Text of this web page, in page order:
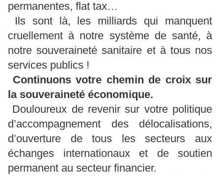
permanentes, flat tax…
Ils sont là, les milliards qui manquent
cruellement à notre système de santé, à
notre souveraineté sanitaire et à tous nos
services publics !
Continuons votre chemin de croix sur
la souveraineté économique.
Douloureux de revenir sur votre politique
d’accompagnement des délocalisations,
d’ouverture de tous les secteurs aux
échanges internationaux et de soutien
permanent au secteur financier.